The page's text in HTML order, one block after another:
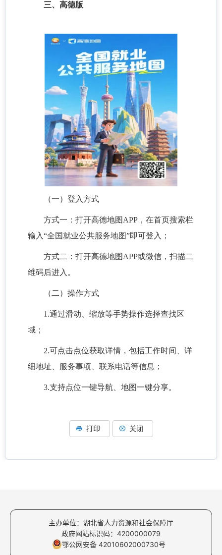
三、高德版
（一）登入方式
方式一：打开高德地图APP，在首页搜索栏
输入“全国就业公共服务地图”即可登入；
方式二：打开高德地图APP或微信，扫描二
维码后进入。
（二）操作方式
1.通过滑动、缩放等手势操作选择查找区
域；
2.可点击点位获取详情，包括工作时间、详
细地址、服务事项、联系电话等信息；
3.支持点位一键导航、地图一键分享。
打印 关闭
主办单位：湖北省人力资源和社会保障厅
政府网站标识码：4200000079
鄂公网安备 42010602000730号